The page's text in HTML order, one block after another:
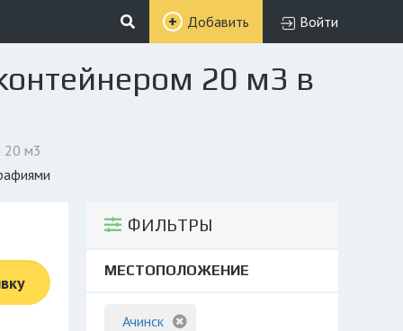
Добавить Войти
20 м3 в
20 м3
ФИЛЬТРЫ
МЕСТОПОЛОЖЕНИЕ
Ачинск